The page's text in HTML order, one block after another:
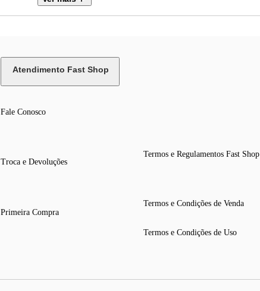
Atendimento Fast Shop
Fale Conosco
Troca e Devoluções
Primeira Compra
Termos e Regulamentos Fast Shop
Termos e Condições de Venda
Termos e Condições de Uso